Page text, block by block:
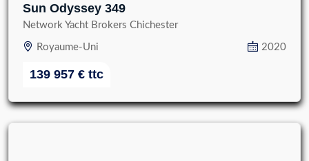
Sun Odyssey 349
Network Yacht Brokers Chichester
Royaume-Uni 2020
139 957 € ttc